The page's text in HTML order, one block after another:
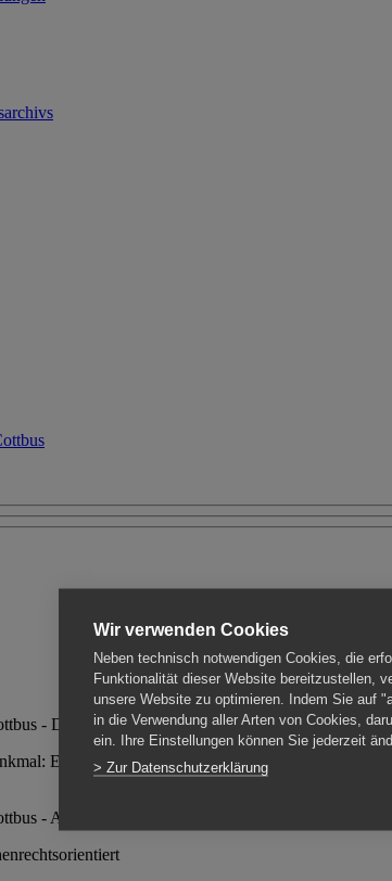
Einen Ort im Wandel erleben
Wir verwenden Cookies
Neben technisch notwendigen Cookies, die
Funktionalität dieser Website bereitzustellen,
unsere Website zu optimieren. Indem Sie auf
in die Verwendung aller Arten von Cookies,
ein. Ihre Einstellungen können Sie jederzeit
> Zur Datenschutzerklärung